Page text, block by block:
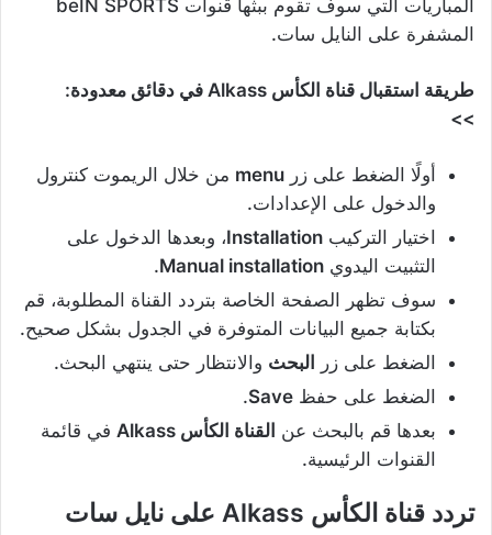
المباريات التي سوف تقوم ببثها قنوات beIN SPORTS
المشفرة على النايل سات.
طريقة استقبال قناة الكأس Alkass
في دقائق معدودة:
>>
أولًا الضغط على زر menu من خلال الريموت كنترول
والدخول على الإعدادات.
اختيار التركيب Installation، وبعدها الدخول على
التثبيت اليدوي Manual installation
.
سوف تظهر الصفحة الخاصة بتردد القناة المطلوبة، قم
بكتابة جميع البيانات المتوفرة في الجدول بشكل صحيح.
الضغط على زر
البحث والانتظار حتى ينتهي البحث.
الضغط على حفظ Save
.
بعدها قم بالبحث عن القناة الكأس Alkass
في قائمة
القنوات الرئيسية.
تردد قناة الكأس Alkass على نايل سات